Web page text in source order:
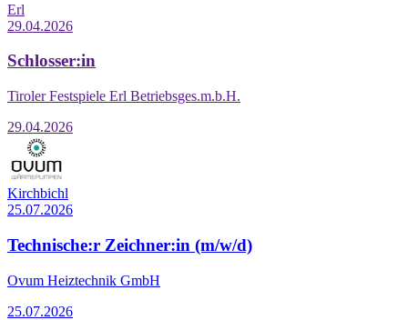
Erl
29.04.2026
Schlosser:in
Tiroler Festspiele Erl Betriebsges.m.b.H.
29.04.2026
Kirchbichl
25.07.2026
Technische:r Zeichner:in (m/w/d)
Ovum Heiztechnik GmbH
25.07.2026